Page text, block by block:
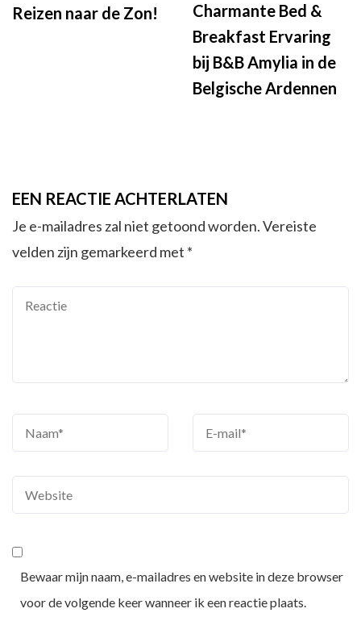
Reizen naar de Zon!
Charmante Bed &
Breakfast Ervaring
bij B&B Amylia in de
Belgische Ardennen
EEN REACTIE ACHTERLATEN
Je e-mailadres zal niet getoond worden.Vereiste
velden zijn gemarkeerd met *
Bewaar mijn naam, e-mailadres en website in deze browser
voor de volgende keer wanneer ik een reactie plaats.